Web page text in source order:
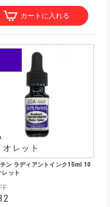
カートに入れる
ン ラディアントインク15ml 10
ット